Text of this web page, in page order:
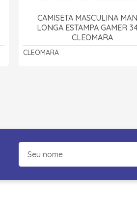
CAMISETA MASCULINA
LONGA ESTAMPA GAMER
CLEOMARA
CLEOMARA